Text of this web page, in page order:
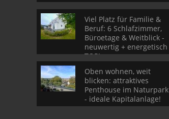
Viel Platz für Familie &
Beruf: 6 Schlafzimmer,
Büroetage & Weitblick -
neuwertig + energetisch
TOP!
Oben wohnen, weit
blicken: attraktives
Penthouse im Naturpark
- ideale Kapitalanlage!